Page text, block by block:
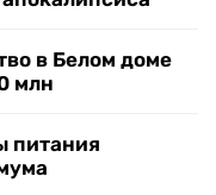
в Белом доме
млн
питания